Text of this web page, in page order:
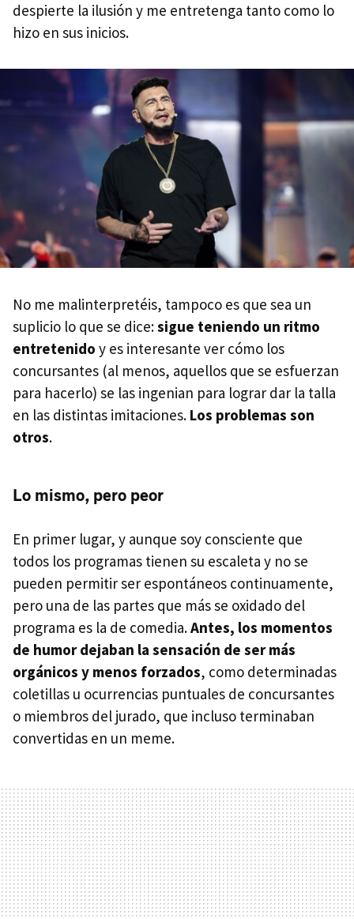
despierte la ilusión y me entretenga tanto como lo
hizo en sus inicios.
No me malinterpretéis, tampoco es que sea un
suplicio lo que se dice:sigue teniendo un ritmo
entretenido y es interesante ver cómo los
concursantes (al menos, aquellos que se esfuerzan
para hacerlo) se las ingenian para lograr dar la talla
en las distintas imitaciones. Los problemas son
otros.
Lo mismo, pero peor
En primer lugar, y aunque soy consciente que
todos los programas tienen su escaleta y no se
pueden permitir ser espontáneos continuamente,
pero una de las partes que más se oxidado del
programa es la de comedia.Antes, los momentos
de humor dejaban la sensación de ser más
orgánicos y menos forzados, como determinadas
coletillas u ocurrencias puntuales de concursantes
o miembros del jurado, que incluso terminaban
convertidas en un meme.